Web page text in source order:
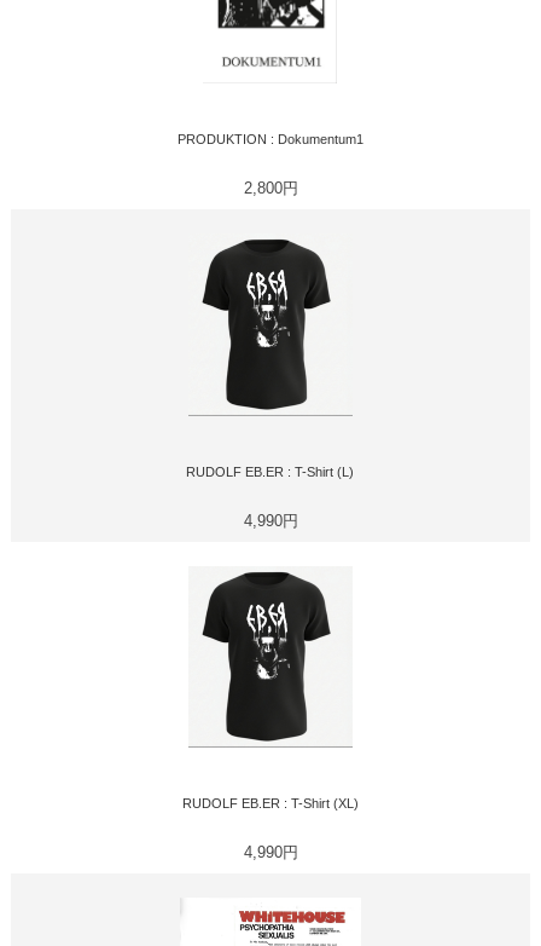
PRODUKTION : Dokumentum1
2,800円
RUDOLF EB.ER : T-Shirt (L)
4,990円
RUDOLF EB.ER : T-Shirt (XL)
4,990円